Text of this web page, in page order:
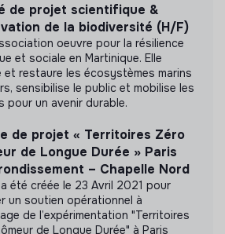
de projet scientifique &
de la biodiversité (H/F)
oeuvre pour la résilience
et sociale en Martinique. Elle
restaure les écosystèmes marins
sensibilise le public et mobilise les
pour un avenir durable.
de projet « Territoires Zéro
de Longue Durée » Paris
– Chapelle Nord
a été créée le 23 Avril 2021 pour
un soutien opérationnel à
de l’expérimentation "Territoires
de Longue Durée" à Paris